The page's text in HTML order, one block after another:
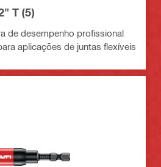
T (5)
de desempenho profissional
aplicações de juntas flexíveis